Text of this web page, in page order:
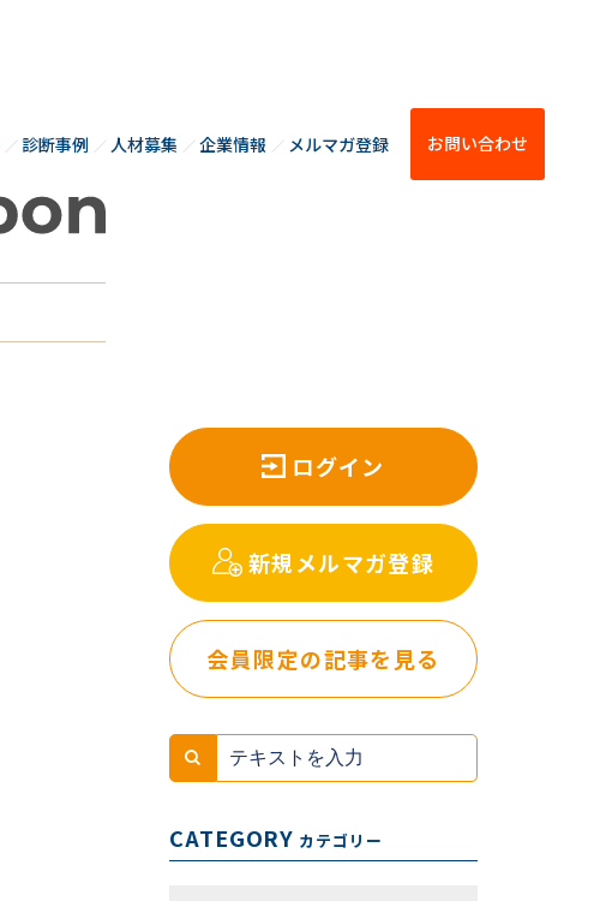
診断事例 人材募集 企業情報 メルマガ登録 お問い合わせ
ログイン
新規メルマガ登録
会員限定の記事を見る
CATEGORY カテゴリー